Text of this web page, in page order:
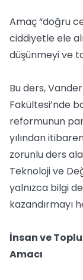
Amaç “doğru
ciddiyetle ele
düşünmeyi ve
Bu ders,
Fakültesi’nde
reformunun
yılından
zorunlu ders
Teknoloji ve
yalnızca bilgi
kazandırmayı
İnsan ve
Amacı